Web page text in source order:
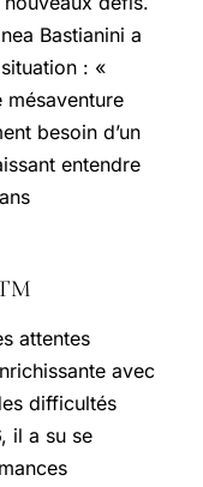
Bastianini a
: «
mésaventure
besoin d’un
entendre
attentes
avec
difficultés
il a su se